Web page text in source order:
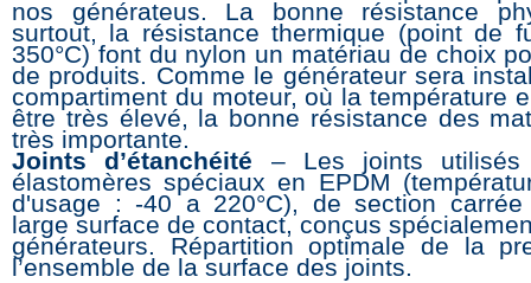
nos générateus. La bonne résistance
surtout, la résistance thermique (point de
350°C) font du nylon un matériau de choix
de produits. Comme le générateur sera
compartiment du moteur, où la température
être très élevé, la bonne résistance des
très importante.
Joints d’étanchéité – Les joints utilisés
élastomères spéciaux en EPDM
d'usage : -40 a 220°C), de section
large surface de contact, conçus
générateurs. Répartition optimale de la
l’ensemble de la surface des joints.